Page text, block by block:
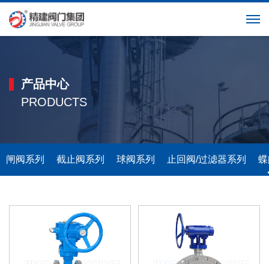
产品中心
PRODUCTS
闸阀系列 截止阀系列 球阀系列 止回阀/过滤器系列